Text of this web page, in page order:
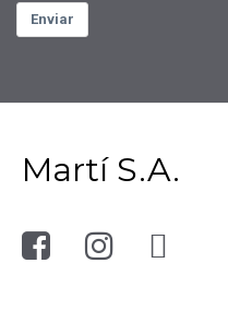
Enviar
Martí S.A.